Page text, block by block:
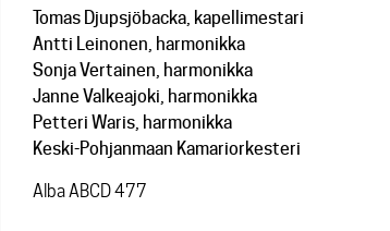
Tomas Djupsjöbacka, kapellimestari
Antti Leinonen, harmonikka
Sonja Vertainen, harmonikka
Janne Valkeajoki, harmonikka
Petteri Waris, harmonikka
Keski-Pohjanmaan Kamariorkesteri
Alba ABCD 477